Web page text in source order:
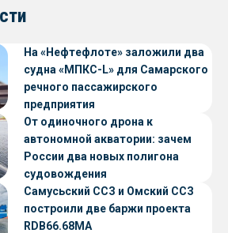
На «Нефтефлоте» заложили два
судна «МПКС-L» для Самарского
речного пассажирского
предприятия
От одиночного дрона к
автономной акватории: зачем
России два новых полигона
судовождения
Самусьский ССЗ и Омский ССЗ
построили две баржи проекта
RDB66.68МА